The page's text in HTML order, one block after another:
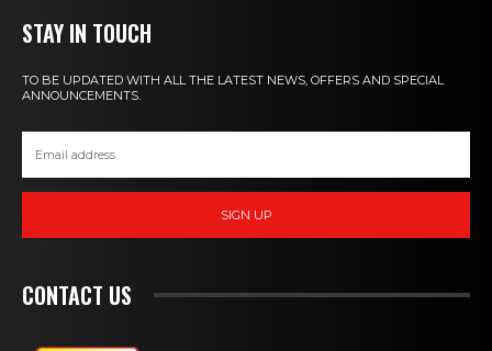
STAY IN TOUCH
TO BE UPDATED WITH ALL THE LATEST NEWS, OFFERS AND SPECIAL
ANNOUNCEMENTS.
SIGN UP
CONTACT US